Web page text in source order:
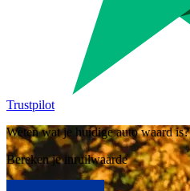
Trustpilot
Weten wat je huidige auto waard is?
Bereken je inruilwaarde